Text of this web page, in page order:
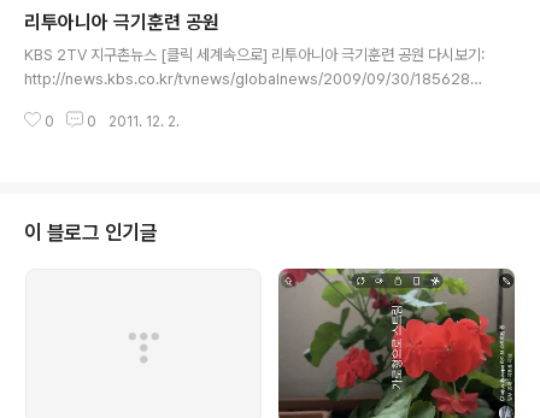
받고 있다고 하는데요. 리기타(초등학생) : “친구 한 명은
잘못한 일 때문에 부모님께 맞았는데 엉덩이가 퍼렇게 멍
들었어요.” 메르네타스(초등학생) : “(부모님이 때리나요?)
경우가 거의 없고 혁대를 사용합니다. 최근 이런 체벌 문화
리투아니아 극기훈련 공원
KBS 2TV 지구촌뉴스 [클릭 세계속으로] 리투아니아 극기훈련 공원 다시보기:
http://news.kbs.co.kr/tvnews/globalnews/2009/09/30/1856285.
인 놀이 문화가 리투아니아 10대들 사이에서 인기를 끌고 있습니다. 익스트림
거운 놀이를 할까 궁리하다가 극기 훈련을 하러 가기로 결정했어요.” 수도 빌뉴
스에서 35km 떨어진 아누프리쉬케스 공원. 숲 속에 들어서자..
0 0 2011. 12. 2.
이 블로그 인기글